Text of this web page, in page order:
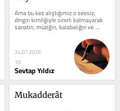
Ama bu kez alıştığımız o sessiz,
dingin kimliğiyle sınırlı kalmayarak
sanatın, müziğin, kalabalığın ve
enerjinin iç içe geçtiği...
24.07.2026
10
Sevtap Yıldız
Mukadderât